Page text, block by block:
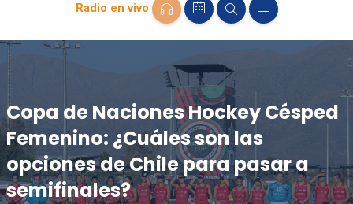
Radio en vivo
Copa de Naciones Hockey Césped
Femenino: ¿Cuáles son las
opciones de Chile para pasar a
semifinales?